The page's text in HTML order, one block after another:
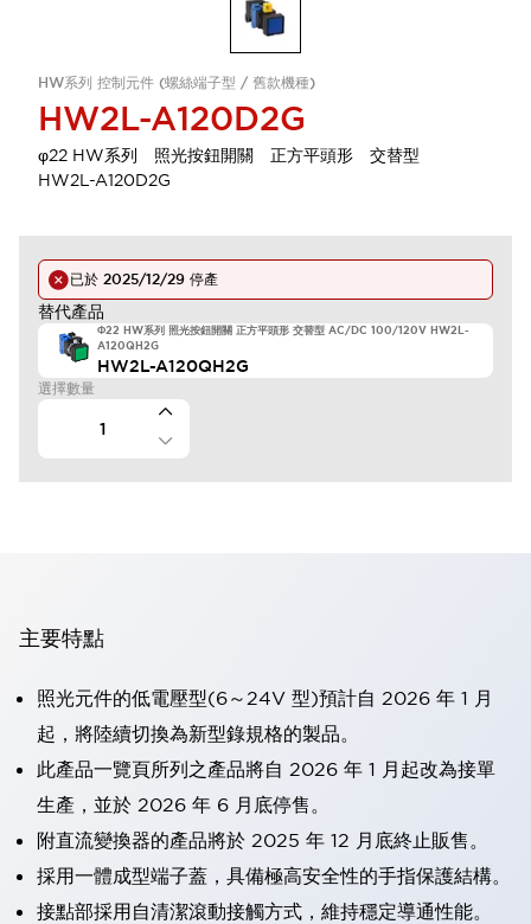
HW系列 控制元件 (螺絲端子型 / 舊款機種)
HW2L-A120D2G
φ22 HW系列 照光按鈕開關 正方平頭形 交替型
HW2L-A120D2G
已於 2025/12/29 停產
替代產品
Φ22 HW系列 照光按鈕開關 正方平頭形 交替型 AC/DC 100/120V HW2L-
A120QH2G
HW2L-A120QH2G
選擇數量
主要特點
照光元件的低電壓型(6～24V 型)預計自 2026 年 1 月
起，將陸續切換為新型錄規格的製品。
此產品一覽頁所列之產品將自 2026 年 1 月起改為接單
生產，並於 2026 年 6 月底停售。
附直流變換器的產品將於 2025 年 12 月底終止販售。
採用一體成型端子蓋，具備極高安全性的手指保護結構。
接點部採用自清潔滾動接觸方式，維持穩定導通性能。